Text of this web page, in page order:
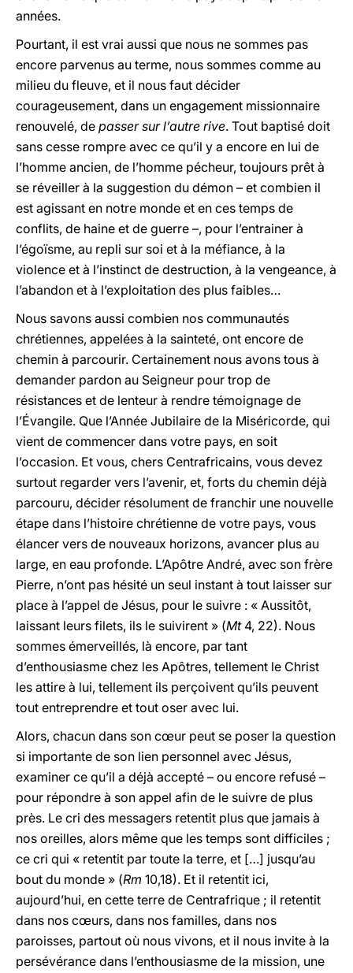
années.
Pourtant, il est vrai aussi que nous ne sommes pas
encore parvenus au terme, nous sommes comme au
milieu du fleuve, et il nous faut décider
courageusement, dans un engagement missionnaire
renouvelé, de passer sur l’autre rive. Tout baptisé doit
sans cesse rompre avec ce qu’il y a encore en lui de
l’homme ancien, de l’homme pécheur, toujours prêt à
se réveiller à la suggestion du démon – et combien il
est agissant en notre monde et en ces temps de
conflits, de haine et de guerre –, pour l’entrainer à
l’égoïsme, au repli sur soi et à la méfiance, à la
violence et à l’instinct de destruction, à la vengeance, à
l’abandon et à l’exploitation des plus faibles…
Nous savons aussi combien nos communautés
chrétiennes, appelées à la sainteté, ont encore de
chemin à parcourir. Certainement nous avons tous à
demander pardon au Seigneur pour trop de
résistances et de lenteur à rendre témoignage de
l’Évangile. Que l’Année Jubilaire de la Miséricorde, qui
vient de commencer dans votre pays, en soit
l’occasion. Et vous, chers Centrafricains, vous devez
surtout regarder vers l’avenir, et, forts du chemin déjà
parcouru, décider résolument de franchir une nouvelle
étape dans l’histoire chrétienne de votre pays, vous
élancer vers de nouveaux horizons, avancer plus au
large, en eau profonde. L’Apôtre André, avec son frère
Pierre, n’ont pas hésité un seul instant à tout laisser sur
place à l’appel de Jésus, pour le suivre : « Aussitôt,
laissant leurs filets, ils le suivirent » (Mt4, 22). Nous
sommes émerveillés, là encore, par tant
d’enthousiasme chez les Apôtres, tellement le Christ
les attire à lui, tellement ils perçoivent qu’ils peuvent
tout entreprendre et tout oser avec lui.
Alors, chacun dans son cœur peut se poser la question
si importante de son lien personnel avec Jésus,
examiner ce qu’il a déjà accepté – ou encore refusé –
pour répondre à son appel afin de le suivre de plus
près. Le cri des messagers retentit plus que jamais à
nos oreilles, alors même que les temps sont difficiles ;
ce cri qui « retentit par toute la terre, et […] jusqu’au
bout du monde » (Rm 10,18). Et il retentit ici,
aujourd’hui, en cette terre de Centrafrique ; il retentit
dans nos cœurs, dans nos familles, dans nos
paroisses, partout où nous vivons, et il nous invite à la
persévérance dans l’enthousiasme de la mission, une